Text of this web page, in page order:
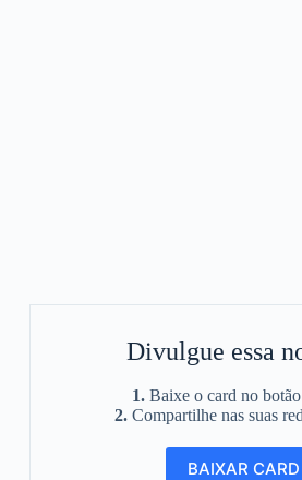
Divulgue essa
1. Baixe o card no
2. Compartilhe nas suas